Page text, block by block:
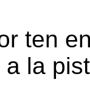
ten
la